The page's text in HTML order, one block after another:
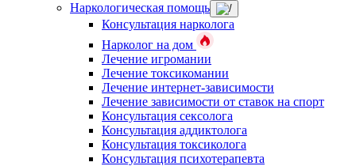
Наркологическая помощь
Консультация нарколога
Нарколог на дом
Лечение игромании
Лечение токсикомании
Лечение интернет-зависимости
Лечение зависимости от ставок на спорт
Консультация сексолога
Консультация аддиктолога
Консультация токсиколога
Консультация психотерапевта